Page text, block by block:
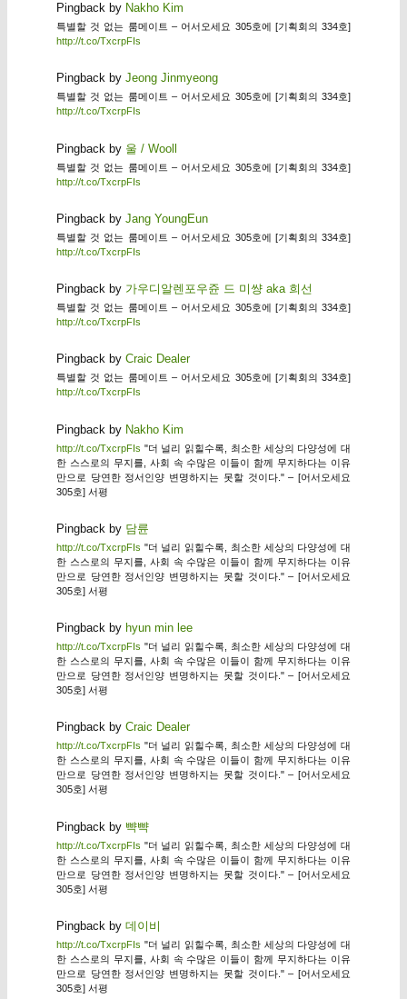
Pingback by Nakho Kim
특별할 것 없는 룸메이트 – 어서오세요 305호에 [기획회의 334호]
http://t.co/TxcrpFIs
Pingback by Jeong Jinmyeong
특별할 것 없는 룸메이트 – 어서오세요 305호에 [기획회의 334호]
http://t.co/TxcrpFIs
Pingback by 울 / Wooll
특별할 것 없는 룸메이트 – 어서오세요 305호에 [기획회의 334호]
http://t.co/TxcrpFIs
Pingback by Jang YoungEun
특별할 것 없는 룸메이트 – 어서오세요 305호에 [기획회의 334호]
http://t.co/TxcrpFIs
Pingback by 가우디알렌포우쥰 드 미썅 aka 희선
특별할 것 없는 룸메이트 – 어서오세요 305호에 [기획회의 334호]
http://t.co/TxcrpFIs
Pingback by Craic Dealer
특별할 것 없는 룸메이트 – 어서오세요 305호에 [기획회의 334호]
http://t.co/TxcrpFIs
Pingback by Nakho Kim
http://t.co/TxcrpFIs "더 널리 읽힐수록, 최소한 세상의 다양성에 대
한 스스로의 무지를, 사회 속 수많은 이들이 함께 무지하다는 이유
만으로 당연한 정서인양 변명하지는 못할 것이다." – [어서오세요
305호] 서평
Pingback by 담륜
http://t.co/TxcrpFIs "더 널리 읽힐수록, 최소한 세상의 다양성에 대
한 스스로의 무지를, 사회 속 수많은 이들이 함께 무지하다는 이유
만으로 당연한 정서인양 변명하지는 못할 것이다." – [어서오세요
305호] 서평
Pingback by hyun min lee
http://t.co/TxcrpFIs "더 널리 읽힐수록, 최소한 세상의 다양성에 대
한 스스로의 무지를, 사회 속 수많은 이들이 함께 무지하다는 이유
만으로 당연한 정서인양 변명하지는 못할 것이다." – [어서오세요
305호] 서평
Pingback by Craic Dealer
http://t.co/TxcrpFIs "더 널리 읽힐수록, 최소한 세상의 다양성에 대
한 스스로의 무지를, 사회 속 수많은 이들이 함께 무지하다는 이유
만으로 당연한 정서인양 변명하지는 못할 것이다." – [어서오세요
305호] 서평
Pingback by 뺙뺙
http://t.co/TxcrpFIs "더 널리 읽힐수록, 최소한 세상의 다양성에 대
한 스스로의 무지를, 사회 속 수많은 이들이 함께 무지하다는 이유
만으로 당연한 정서인양 변명하지는 못할 것이다." – [어서오세요
305호] 서평
Pingback by 데이비
http://t.co/TxcrpFIs "더 널리 읽힐수록, 최소한 세상의 다양성에 대
한 스스로의 무지를, 사회 속 수많은 이들이 함께 무지하다는 이유
만으로 당연한 정서인양 변명하지는 못할 것이다." – [어서오세요
305호] 서평